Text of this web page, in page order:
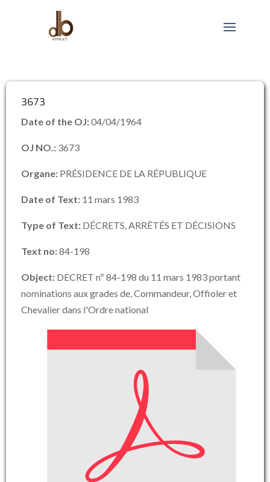
3673
Date of the OJ:04/04/1964
OJ NO.: 3673
Organe: PRÉSIDENCE DE LA RÉPUBLIQUE
Date of Text: 11 mars 1983
Type of Text: DÉCRETS, ARRÊTÉS ET DÉCISIONS
Text no:84-198
Object: DECRET nº 84-198 du 11 mars 1983 portant
nominations aux grades de, Commandeur, Offioler et
Chevalier dans l'Ordre national